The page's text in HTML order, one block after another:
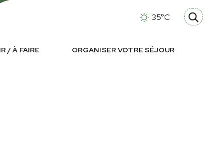
35°C
/ À FAIRE ORGANISER VOTRE SÉJOUR